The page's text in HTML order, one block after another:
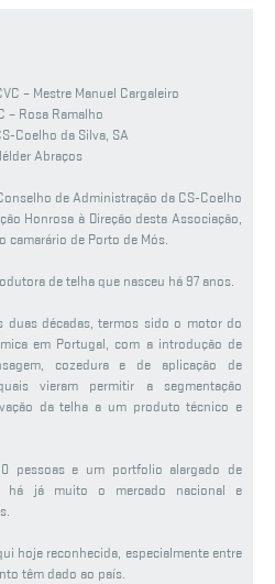
– Mestre Manuel Cargaleiro
– Rosa Ramalho
Coelho da Silva, SA
Abraços
de Administração da CS-Coelho
Honrosa à Direção desta Associação,
camarário de Porto de Mós.
de telha que nasceu há 97 anos.
duas décadas, termos sido o motor do
em Portugal, com a introdução de
cozedura e de aplicação de
vieram permitir a segmentação
da telha a um produto técnico e
pessoas e um portfolio alargado de
há já muito o mercado nacional e
hoje reconhecida, especialmente entre
têm dado ao país.